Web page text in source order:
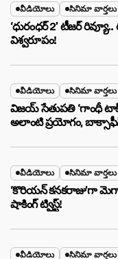
వీడియోలు సినిమా వార్తలు
‘ధురంధర్ 2’ టీజర్
విశ్వరూపం!
వీడియోలు సినిమా వార్తలు
విజయ్ సేతుపతి ‘గాంధీ
అలాంటి ప్రయోగం,
వీడియోలు సినిమా వార్తలు
‘కొరియన్ కనకరాజు’గా
షాకింగ్ ట్విస్ట్!
వీడియోలు సినిమా వార్తలు